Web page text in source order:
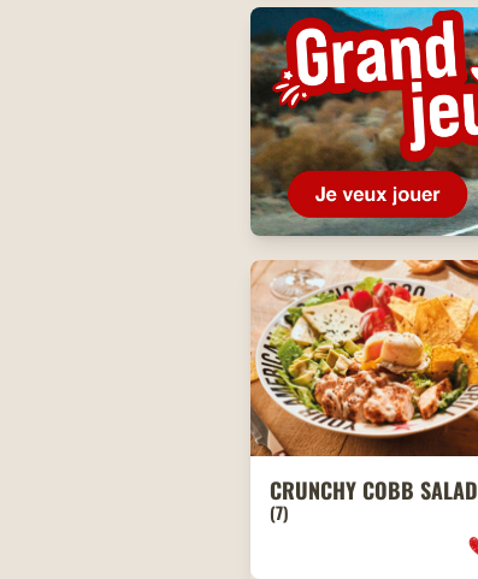
CRUNCHY COBB SALAD
(7)